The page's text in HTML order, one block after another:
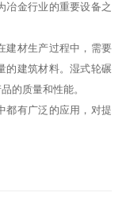
冶金行业的重要设备之
建材生产过程中，需要
的建筑材料。湿式轮碾
的质量和性能。
都有广泛的应用，对提